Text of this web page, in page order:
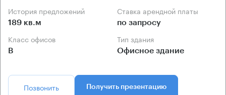
История предложений
189 кв.м
Ставка арендной платы
по запросу
Класс офисов
B
Тип здания
Офисное здание
Позвонить Получить презентацию